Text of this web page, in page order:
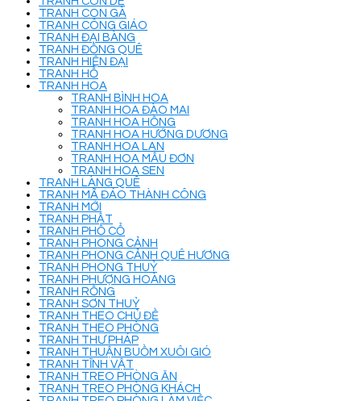
TRANH CON GÀ
TRANH CÔNG GIÁO
TRANH ĐẠI BÀNG
TRANH ĐỒNG QUÊ
TRANH HIỆN ĐẠI
TRANH HỔ
TRANH HOA
TRANH BÌNH HOA
TRANH HOA ĐÀO MAI
TRANH HOA HỒNG
TRANH HOA HƯỚNG DƯƠNG
TRANH HOA LAN
TRANH HOA MẪU ĐƠN
TRANH HOA SEN
TRANH LÀNG QUÊ
TRANH MÃ ĐÁO THÀNH CÔNG
TRANH MỚI
TRANH PHẬT
TRANH PHỐ CỔ
TRANH PHONG CẢNH
TRANH PHONG CẢNH QUÊ HƯƠNG
TRANH PHONG THUỶ
TRANH PHƯỢNG HOÀNG
TRANH RỒNG
TRANH SƠN THUỶ
TRANH THEO CHỦ ĐỀ
TRANH THEO PHÒNG
TRANH THƯ PHÁP
TRANH THUẬN BUỒM XUÔI GIÓ
TRANH TĨNH VẬT
TRANH TREO PHÒNG ĂN
TRANH TREO PHÒNG KHÁCH